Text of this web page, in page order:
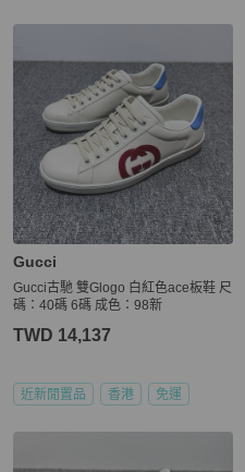
Gucci
Gucci古馳 雙Glogo 白紅色ace板鞋 尺
碼：40碼 6碼 成色：98新
TWD 14,137
近新閒置品 香港 免運